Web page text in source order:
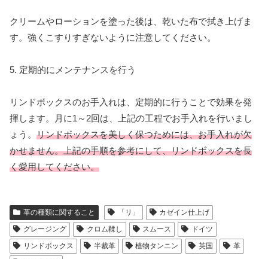
クリームやローションを塗った後は、乾いた布で拭き上げま
す。強くこすりすぎないように注意してください。
5. 定期的にメンテナンスを行う
リンドボックスのお手入れは、定期的に行うことで効果を発
揮します。月に1～2回は、上記の工程でお手入れを行いまし
ょう。 リンドボックスを美しく保つためには、お手入れが欠
かせません。上記の手順を参考にして、リンドボックスを長
く愛用してください。
革の種類に関すること 「リ」
カゼイン仕上げ
グレージング
クロム鞣し スムース
ドイツ
リンドボックス
半裁革 植物タンニン 英国
革